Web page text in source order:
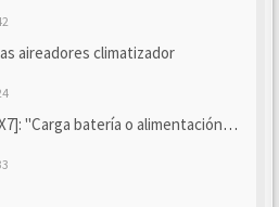
aireadores climatizador
"Carga batería o alimentación eléctri...